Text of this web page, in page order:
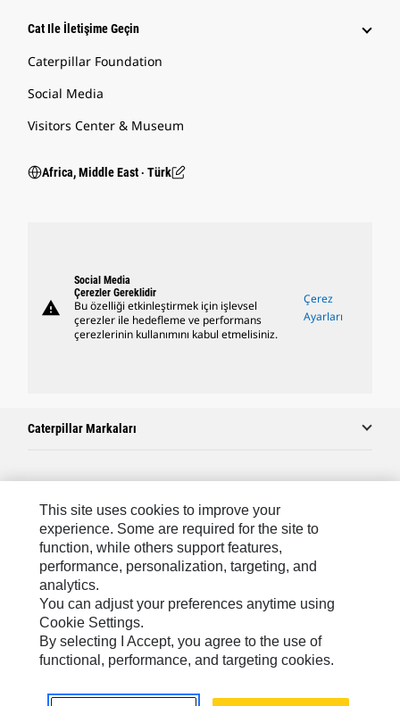
Cat Ile İletişime Geçin
Caterpillar Foundation
Social Media
Visitors Center & Museum
Africa, Middle East ‧ Türk
warning
Social Media
Çerezler Gereklidir
Bu özelliği etkinleştirmek için işlevsel
çerezler ile hedefleme ve performans
çerezlerinin kullanımını kabul etmelisiniz.
Çerez
Ayarları
Caterpillar Markaları
Caterpillar Müşteri Hizmetleri Ve Iletişim
Site Haritası
Cookie Settings
Yasal
Gizlilik
Africa, Middle East ‧ Türk© 2026 Caterpillar. Tüm Hakları Saklıdır.
This site uses cookies to improve your
experience. Some are required for the site to
function, while others support features,
performance, personalization, targeting, and
analytics.
You can adjust your preferences anytime using
Cookie Settings.
By selecting I Accept, you agree to the use of
functional, performance, and targeting cookies.